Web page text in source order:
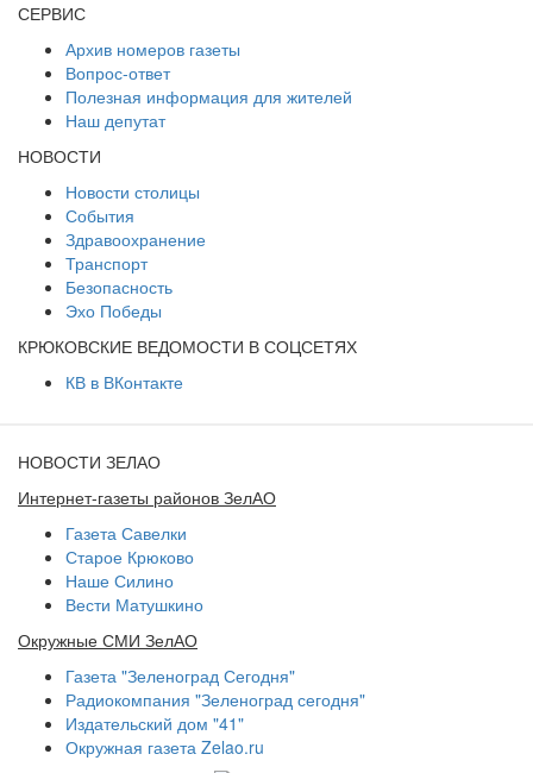
СЕРВИС
Архив номеров газеты
Вопрос-ответ
Полезная информация для жителей
Наш депутат
НОВОСТИ
Новости столицы
События
Здравоохранение
Транспорт
Безопасность
Эхо Победы
КРЮКОВСКИЕ ВЕДОМОСТИ В СОЦСЕТЯХ
КВ в ВКонтакте
НОВОСТИ ЗЕЛАО
Интернет-газеты районов ЗелАО
Газета Савелки
Старое Крюково
Наше Силино
Вести Матушкино
Окружные СМИ ЗелАО
Газета "Зеленоград Сегодня"
Радиокомпания "Зеленоград сегодня"
Издательский дом "41"
Окружная газета Zelao.ru